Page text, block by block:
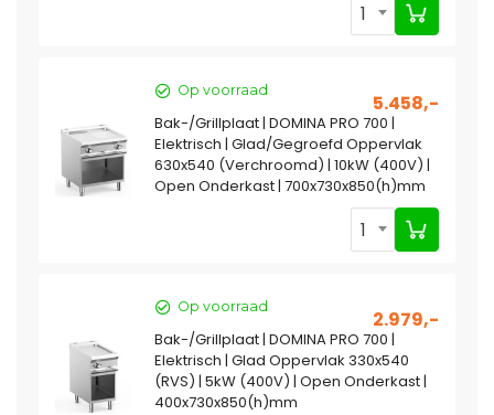
1
Op voorraad
5.458,-
Bak-/Grillplaat | DOMINA PRO 700 |
Elektrisch | Glad/Gegroefd Oppervlak
630x540 (Verchroomd) | 10kW (400V) |
Open Onderkast | 700x730x850(h)mm
1
Op voorraad
2.979,-
Bak-/Grillplaat | DOMINA PRO 700 |
Elektrisch | Glad Oppervlak 330x540
(RVS) | 5kW (400V) | Open Onderkast |
400x730x850(h)mm